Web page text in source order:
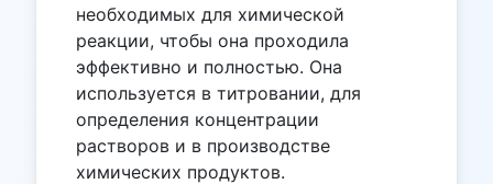
необходимых для химической
реакции, чтобы она проходила
эффективно и полностью. Она
используется в титровании, для
определения концентрации
растворов и в производстве
химических продуктов.